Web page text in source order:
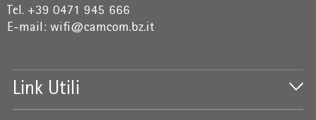
Tel. +39 0471 945 666
E-mail: wifi@camcom.bz.it
Link Utili